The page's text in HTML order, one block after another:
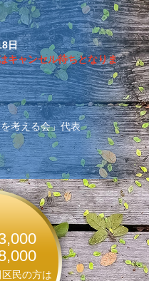
日
キャンセル待ちとなりま
える会」代表
民の方は